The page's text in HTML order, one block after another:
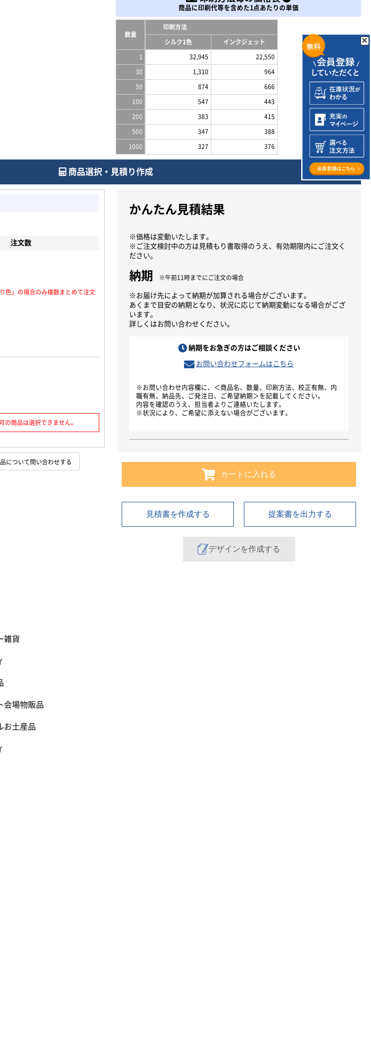
商品に印刷代等を含めた1点あたりの単価
数量
印刷方法
シルク1色 インクジェット
1 32,945 22,550
30 1,310 964
50 874 666
100 547 443
200 383 415
500 347 388
1000 327 376
商品選択・見積り作成
注文数
色」の場合のみ複数まとめて注文
商品は選択できません。
について問い合わせする
かんたん見積結果
※価格は変動いたします。
※ご注文検討中の方は見積もり書取得のうえ、有効期限内にご注文く
ださい。
納期 ※午前11時までにご注文の場合
※お届け先によって納期が加算される場合がございます。
あくまで目安の納期となり、状況に応じて納期変動になる場合がござ
います。
詳しくはお問い合わせください。
納期をお急ぎの方はご相談ください
お問い合わせフォームはこちら
※お問い合わせ内容欄に、＜商品名、数量、印刷方法、校正有無、内
職有無、納品先、ご発注日、ご希望納期＞を記載してください。
内容を確認のうえ、担当者よりご連絡いたします。
※状況により、ご希望に添えない場合がございます。
カートに入れる
見積書を作成する 提案書を出力する
デザインを作成する
雑貨
会場物販品
お土産品